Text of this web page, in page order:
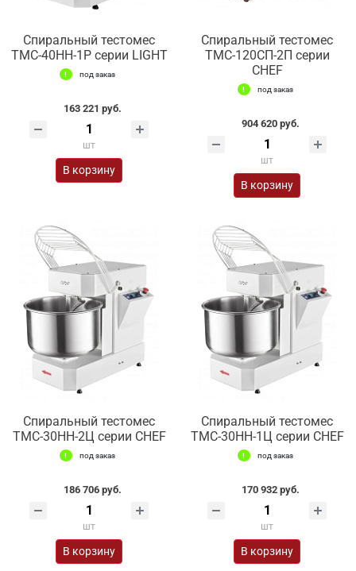
Спиральный тестомес
ТМС-40НН-1Р серии LIGHT
под заказ
163 221 руб.
шт
В корзину
Спиральный тестомес
ТМС-120СП-2П серии
CHEF
под заказ
904 620 руб.
шт
В корзину
Спиральный тестомес
ТМС-30НН-2Ц серии CHEF
под заказ
186 706 руб.
шт
В корзину
Спиральный тестомес
ТМС-30НН-1Ц серии CHEF
под заказ
170 932 руб.
шт
В корзину